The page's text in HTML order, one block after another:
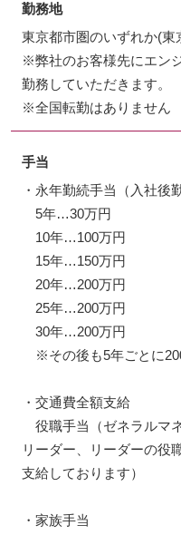
勤務地
東京都市圏のいずれか(
※弊社のお客様先にエン
勤務していただきます。
※全国転勤はありません
手当
・永年勤続手当（入社後
5年…30万円
10年…100万円
15年…150万円
20年…200万円
25年…200万円
30年…200万円
※その後も5年ごとに
・交通費全額支給
役職手当（ゼネラルマ
リーダー、リーダーの役
支給しております）
・家族手当